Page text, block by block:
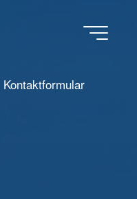
Kontaktformular